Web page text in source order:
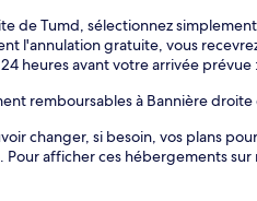
de Tumd, sélectionnez
l'annulation gratuite, vous
heures avant votre arrivée
remboursables à Bannière droite
changer, si besoin, vos plans
afficher ces hébergements